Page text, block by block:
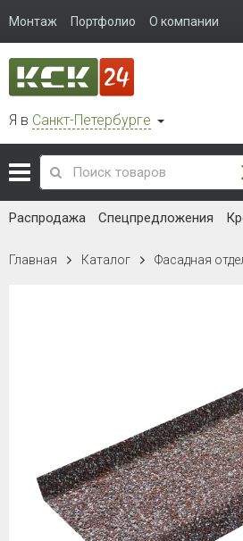
Монтаж Портфолио О компании
Я в Санкт-Петербурге
Распродажа Спецпредложения
Главная Каталог Фасадная